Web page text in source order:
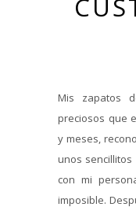
Mis zapatos
preciosos que
y meses,
unos
con mi
imposible.